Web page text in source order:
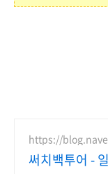
https://
써치백투어 -